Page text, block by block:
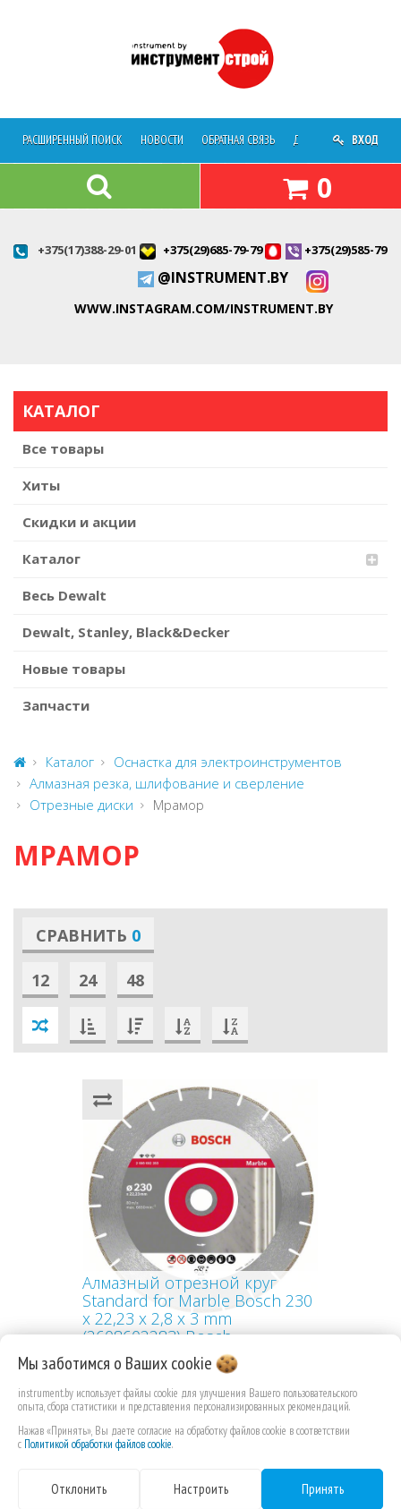
РАСШИРЕННЫЙ ПОИСК НОВОСТИ ОБРАТНАЯ СВЯЗЬ ДОСТАВКА О
ВХОД
0
+375(17)388-29-01 +375(29)685-79-79 +375(29)585-79-
@INSTRUMENT.BY
WWW.INSTAGRAM.COM/INSTRUMENT.BY
КАТАЛОГ
Все товары
Хиты
Скидки и акции
Каталог
Весь Dewalt
Dewalt, Stanley, Black&Decker
Новые товары
Запчасти
Каталог
Оснастка для электроинструментов
Алмазная резка, шлифование и сверление
Отрезные диски
Мрамор
МРАМОР
СРАВНИТЬ 0
12 24 48
Алмазный отрезной круг
Standard for Marble Bosch 230
x 22,23 x 2,8 x 3 mm
(2608602283) Bosch
171,17 РУБ.КОП.
Мы заботимся о Вашихcookie
instrument.by использует файлы cookie для улучшения Вашего пользовательского
опыта, сбора статистики и представления персонализированных рекомендаций.
Нажав «Принять», Вы даете согласие на обработку файлов cookie в соответствии
с Политикой обработки файлов cookie.
Отклонить Настроить Принять